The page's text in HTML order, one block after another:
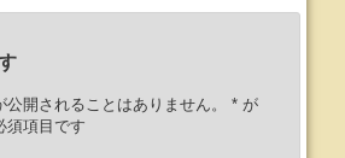
公開されることはありません。 * が
須項目です